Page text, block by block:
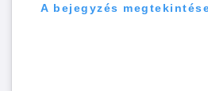
A bejegyzés